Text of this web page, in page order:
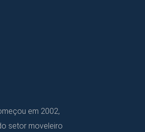
em 2002,
setor moveleiro